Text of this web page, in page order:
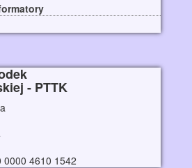
- PTTK
4610 1542